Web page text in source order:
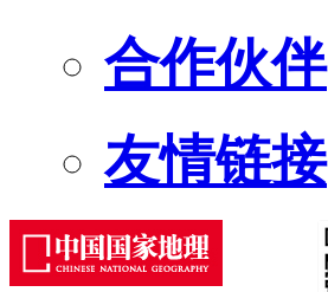
合作伙伴
友情链接